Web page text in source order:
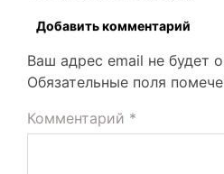
Добавить комментарий
Ваш адрес email не будет
Обязательные поля
Комментарий *